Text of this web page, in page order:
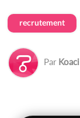
recrutement
Par Koaci